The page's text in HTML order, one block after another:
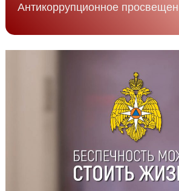
Антикоррупционное